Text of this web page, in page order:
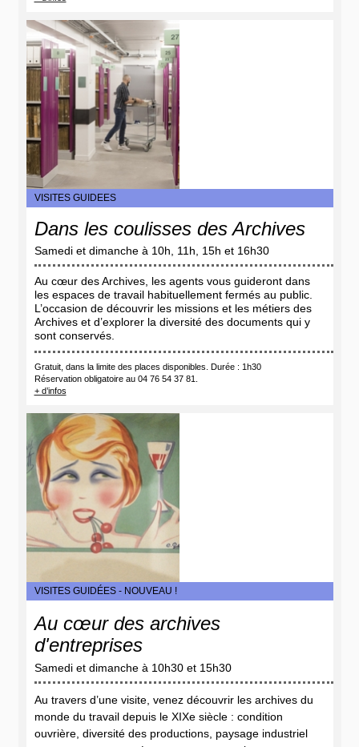
VISITES GUIDEES
Dans les coulisses des Archives
Samedi et dimanche à 10h, 11h, 15h et 16h30
Au cœur des Archives, les agents vous guideront dans
les espaces de travail habituellement fermés au public.
L’occasion de découvrir les missions et les métiers des
Archives et d’explorer la diversité des documents qui y
sont conservés.
Gratuit, dans la limite des places disponibles. Durée : 1h30
Réservation obligatoire au 04 76 54 37 81.
+ d’infos
VISITES GUIDÉES - NOUVEAU !
Au cœur des archives
d'entreprises
Samedi et dimanche à 10h30 et 15h30
Au travers d’une visite, venez découvrir les archives du
monde du travail depuis le XIXe siècle : condition
ouvrière, diversité des productions, paysage industriel